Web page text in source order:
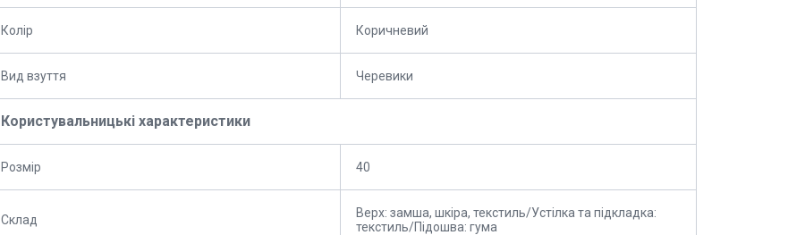
Колір Коричневий
Вид взуття Черевики
Користувальницькі характеристики
Розмір 40
Склад
Верх: замша, шкіра, текстиль/Устілка та підкладка:
текстиль/Підошва: гума